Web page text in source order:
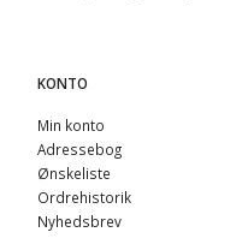
KONTO
Min konto
Adressebog
Ønskeliste
Ordrehistorik
Nyhedsbrev